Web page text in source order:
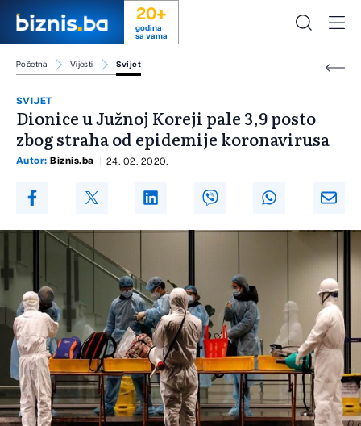
20+
godina
sa vama
Početna Vijesti Svijet
SVIJET
Dionice u Južnoj Koreji pale 3,9 posto
zbog straha od epidemije koronavirusa
Autor: Biznis.ba 24. 02. 2020.